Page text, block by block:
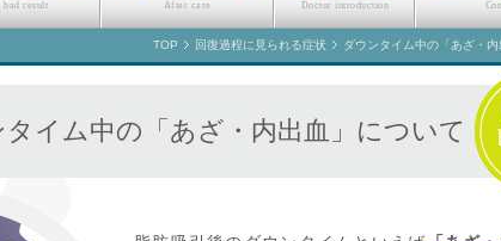
TOP 回復過程に見られる症状 ダウンタイム中の「あざ・
タイム中の「あざ・内出血」について